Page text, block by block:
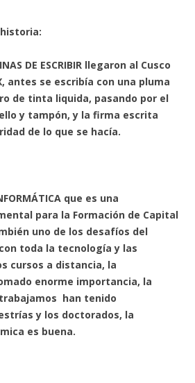
DE ESCRIBIR llegaron al Cusco
antes se escribía con una pluma
de tinta liquida, pasando por el
y tampón, y la firma escrita
de lo que se hacía.
que es una
para la Formación de Capital
uno de los desafíos del
toda la tecnología y las
cursos a distancia, la
enorme importancia, la
han tenido
y los doctorados, la
es buena.